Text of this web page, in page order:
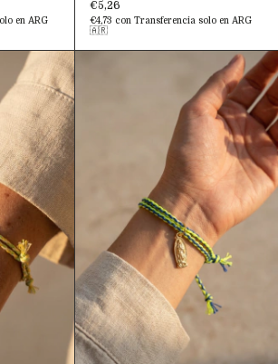
en ARG
€5,26
€4,73 con Transferencia solo en ARG
🇦🇷